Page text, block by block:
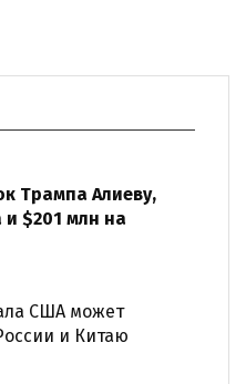
Трампа Алиеву,
и $201 млн на
США может
и Китаю